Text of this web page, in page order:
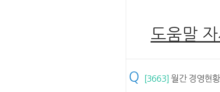
도움말
Q [3663] 월간 경영현